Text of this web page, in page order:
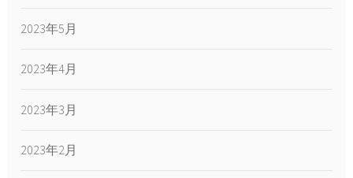
2023年5月
2023年4月
2023年3月
2023年2月